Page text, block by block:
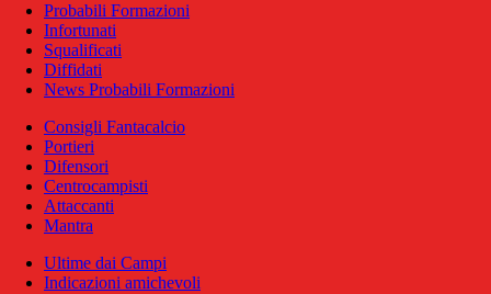
Probabili Formazioni
Infortunati
Squalificati
Diffidati
News Probabili Formazioni
Consigli Fantacalcio
Portieri
Difensori
Centrocampisti
Attaccanti
Mantra
Ultime dai Campi
Indicazioni amichevoli